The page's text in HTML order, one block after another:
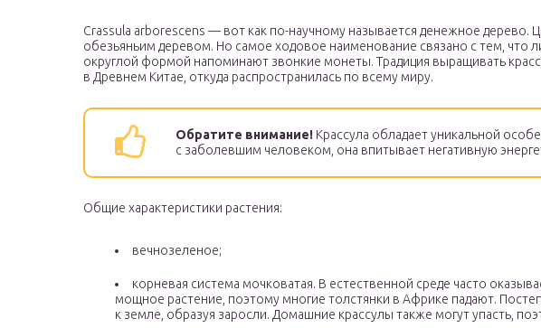
Crassula arborescens — вот как по-научному называется денежное дерево.
обезьяньим деревом. Но самое ходовое наименование связано с тем, что
округлой формой напоминают звонкие монеты. Традиция выращивать
в Древнем Китае, откуда распространилась по всему миру.
Обратите внимание! Крассула обладает уникальной
с заболевшим человеком, она впитывает негативную
Общие характеристики растения:
вечнозеленое;
корневая система мочковатая. В естественной среде часто
мощное растение, поэтому многие толстянки в Африке падают.
к земле, образуя заросли. Домашние крассулы также могут упасть,